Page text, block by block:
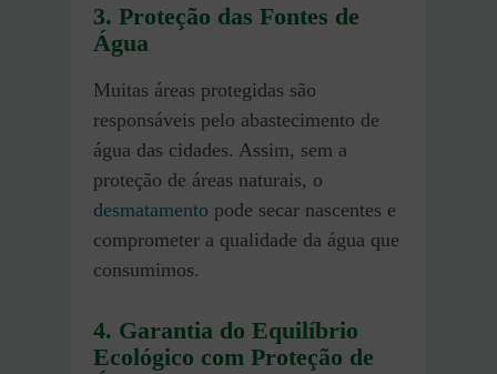
3. Proteção das Fontes de
Água
Muitas áreas protegidas são
responsáveis pelo abastecimento de
água das cidades. Assim, sem a
proteção de áreas naturais, o
desmatamento pode secar nascentes e
comprometer a qualidade da água que
consumimos.
4. Garantia do Equilíbrio
Ecológico com Proteção de